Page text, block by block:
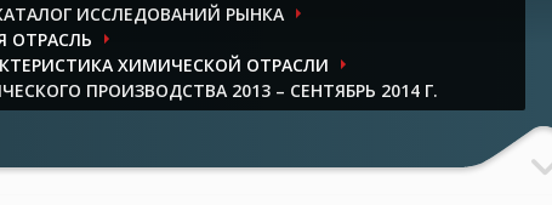
ИССЛЕДОВАНИЙ РЫНКА
ОТРАСЛЬ
ХИМИЧЕСКОЙ ОТРАСЛИ
ПРОИЗВОДСТВА 2013 – СЕНТЯБРЬ 2014 Г.